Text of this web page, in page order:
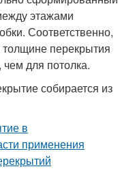
этажами
Соответственно,
толщине перекрытия
для потолка.
собирается из